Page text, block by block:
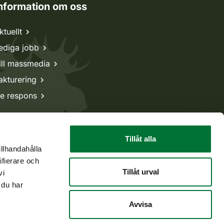
och
har
Tillåt alla
Tillåt urval
Avvisa
om oss
jobb
massmedia
respons